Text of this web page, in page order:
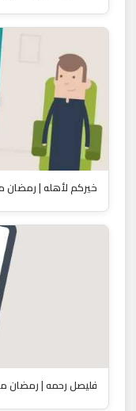
خيركم لأهله | رمضان
فليصل رحمه | رمضان